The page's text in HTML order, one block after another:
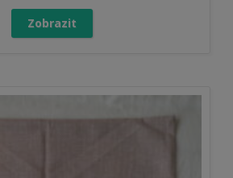
Zobrazit